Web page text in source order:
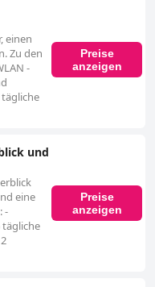
einen
Zu den
-
Preise
anzeigen
und
eine
-
tägliche
Preise
anzeigen